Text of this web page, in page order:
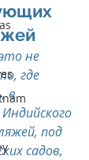
не
где
в
под
садов,